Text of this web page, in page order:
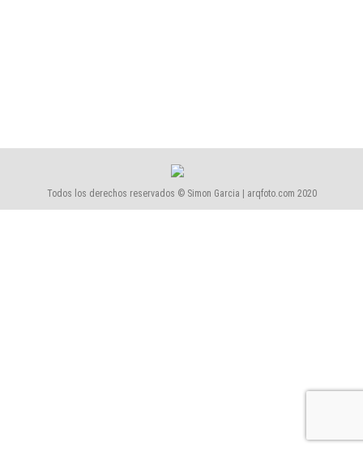
Todos los derechos reservados © Simon Garcia | arqfoto.com 2020